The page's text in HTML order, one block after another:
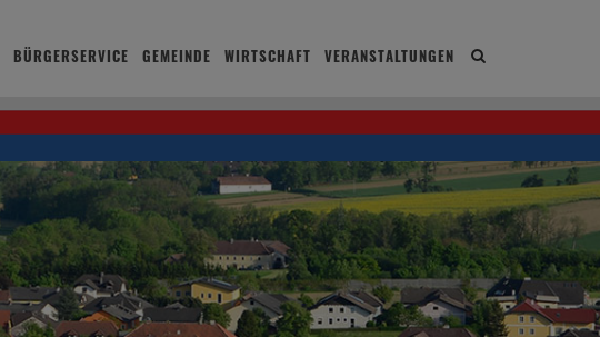
Site
BÜRGERSERVICE GEMEINDE WIRTSCHAFT VERANSTALTUNGEN